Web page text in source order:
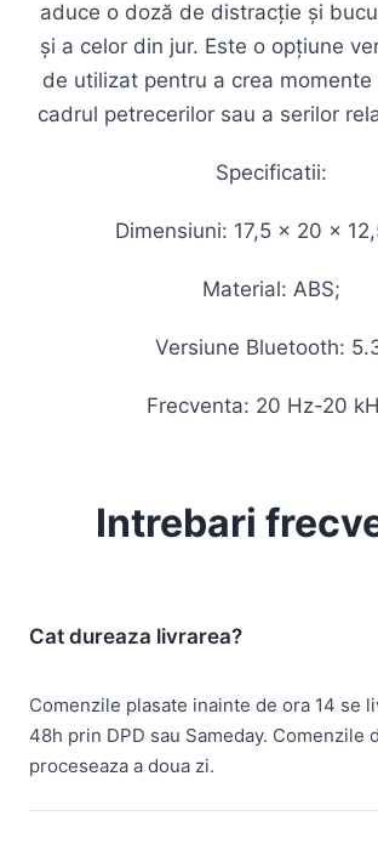
aduce o doză de distracție și
și a celor din jur. Este o opțiune
de utilizat pentru a crea
cadrul petrecerilor sau a serilor
Specificatii:
Dimensiuni: 17,5 x 20 x
Material: ABS;
Versiune Bluetooth:
Frecventa: 20 Hz-20
Intrebari
Cat dureaza livrarea?
Comenzile plasate inainte de ora 14 se
48h prin DPD sau Sameday. Comenzile
proceseaza a doua zi.